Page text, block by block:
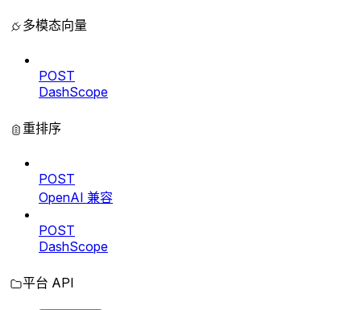
多模态向量
POST
DashScope
重排序
POST
OpenAI 兼容
POST
DashScope
平台 API